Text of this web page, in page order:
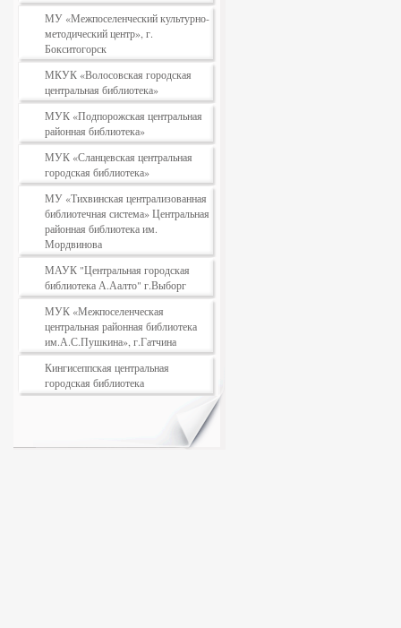
МУ «Межпоселенческий культурно-
методический центр», г.
Бокситогорск
МКУК «Волосовская городская
центральная библиотека»
МУК «Подпорожская центральная
районная библиотека»
МУК «Сланцевская центральная
городская библиотека»
МУ «Тихвинская централизованная
библиотечная система» Центральная
районная библиотека им.
Мордвинова
МАУК "Центральная городская
библиотека А.Аалто" г.Выборг
МУК «Межпоселенческая
центральная районная библиотека
им.А.С.Пушкина», г.Гатчина
Кингисеппская центральная
городская библиотека